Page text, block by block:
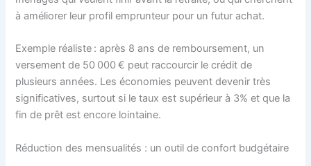
à améliorer leur profil emprunteur pour un futur achat.
Exemple réaliste : après 8 ans de remboursement, un
versement de 50 000 € peut raccourcir le crédit de
plusieurs années. Les économies peuvent devenir très
significatives, surtout si le taux est supérieur à 3% et que la
fin de prêt est encore lointaine.
Réduction des mensualités : un outil de confort budgétaire